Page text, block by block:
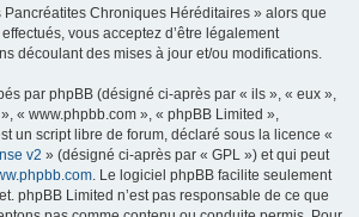
Pancréatites Chroniques Héréditaires » alors que
vous acceptez d’être légalement
découlant des mises à jour et/ou modifications.
par phpBB (désigné ci-après par « ils », « eux »,
« www.phpbb.com », « phpBB Limited »,
un script libre de forum, déclaré sous la licence «
v2 » (désigné ci-après par « GPL ») et qui peut
. Le logiciel phpBB facilite seulement
phpBB Limited n’est pas responsable de ce que